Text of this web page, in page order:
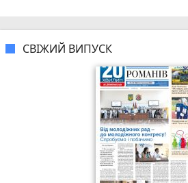
СВІЖИЙ ВИПУСК